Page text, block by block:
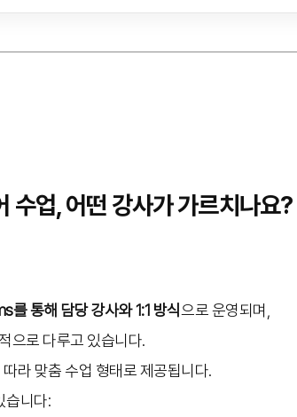
업, 어떤 강사가 가르치나요?
통해 담당 강사와 1:1 방식으로 운영되며,
으로 다루고 있습니다.
라 맞춤 수업 형태로 제공됩니다.
습니다: